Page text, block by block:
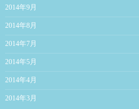
2014年9月
2014年8月
2014年7月
2014年5月
2014年4月
2014年3月